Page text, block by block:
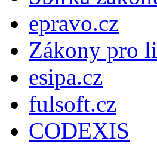
epravo.cz
Zákony pro
esipa.cz
fulsoft.cz
CODEXIS